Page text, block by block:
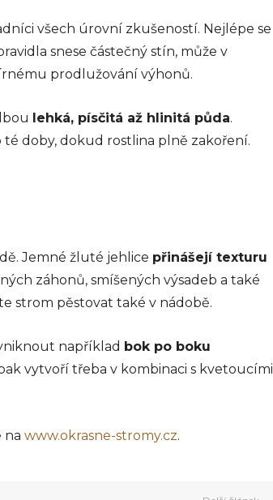
všech úrovní zkušeností. Nejlépe se
snese částečný stín, může v
prodlužování výhonů.
lehká, písčitá až hlinitá půda.
doby, dokud rostlina plně zakoření.
Jemné žluté jehlice přinášejí texturu
záhonů, smíšených výsadeb a také
strom pěstovat také v nádobě.
například bok po boku
vytvoří třeba v kombinaci s kvetoucími
na www.okrasne-stromy.cz.